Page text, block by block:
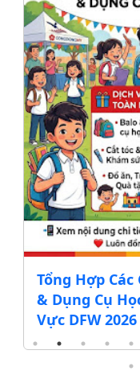
Tổng Hợp
& Dụng Cụ
Vực DFW 2026